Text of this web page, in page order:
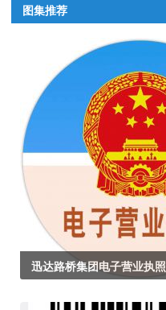
图集推荐
迅达路桥集团电子营业执照